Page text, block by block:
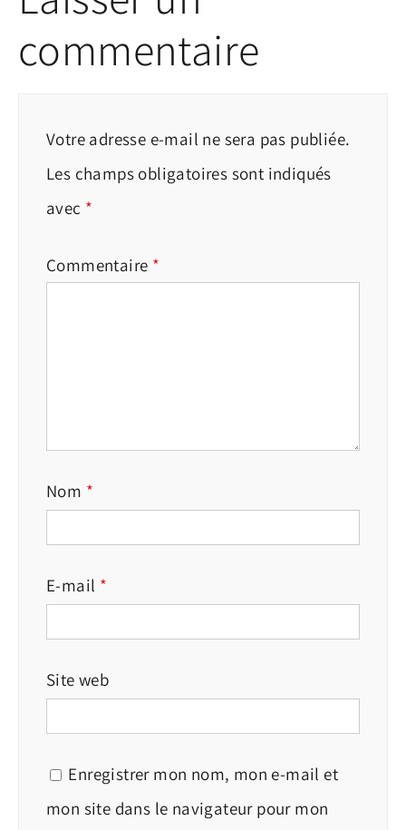
commentaire
Votre adresse e-mail ne sera pas publiée.
Les champs obligatoires sont indiqués
avec *
Commentaire *
Nom *
E-mail *
Site web
Enregistrer mon nom, mon e-mail et
mon site dans le navigateur pour mon